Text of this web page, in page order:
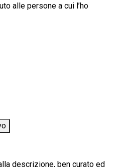
alle persone a cui l’ho
descrizione, ben curato ed